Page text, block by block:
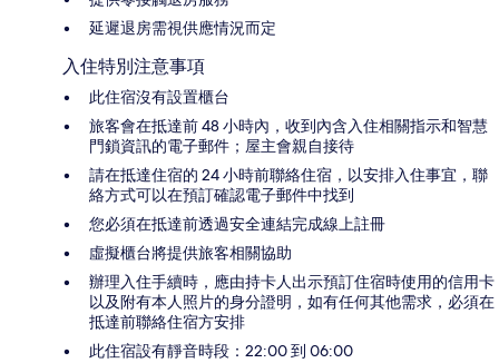
延遲退房需視供應情況而定
入住特別注意事項
此住宿沒有設置櫃台
旅客會在抵達前 48 小時內，收到內含入住相關指示和智慧
門鎖資訊的電子郵件；屋主會親自接待
請在抵達住宿的 24 小時前聯絡住宿，以安排入住事宜，聯
絡方式可以在預訂確認電子郵件中找到
您必須在抵達前透過安全連結完成線上註冊
虛擬櫃台將提供旅客相關協助
辦理入住手續時，應由持卡人出示預訂住宿時使用的信用卡
以及附有本人照片的身分證明，如有任何其他需求，必須在
抵達前聯絡住宿方安排
此住宿設有靜音時段：22:00 到 06:00